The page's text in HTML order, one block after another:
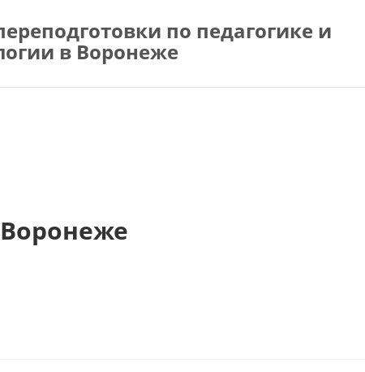
по педагогике и
в Воронеже